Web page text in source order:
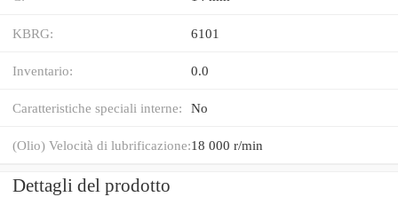
KBRG: 6101
Inventario: 0.0
Caratteristiche speciali interne: No
(Olio) Velocità di lubrificazione:18 000 r/min
Dettagli del prodotto